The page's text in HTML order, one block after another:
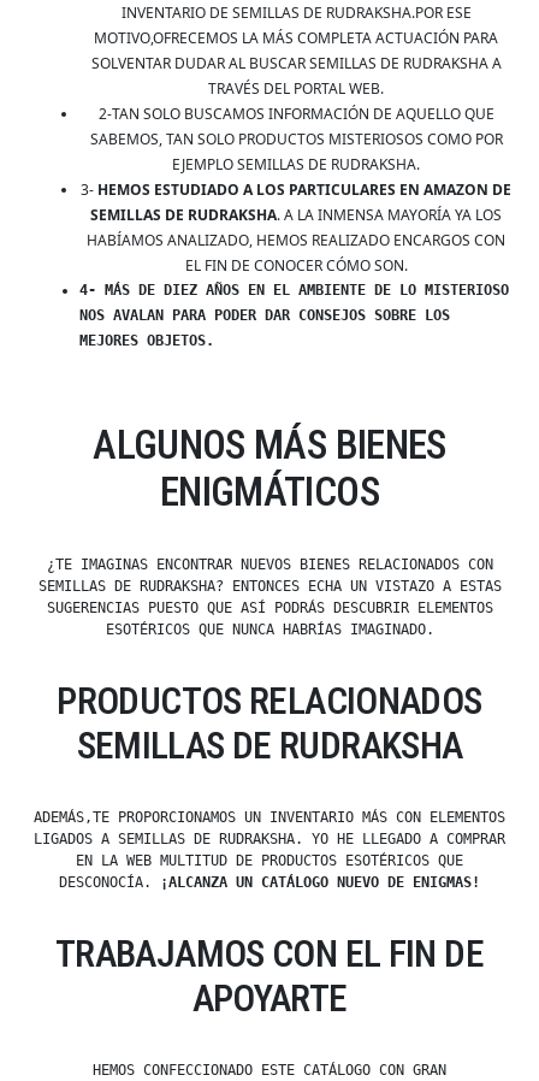
INVENTARIO DE SEMILLAS DE RUDRAKSHA.POR ESE
MOTIVO,OFRECEMOS LA MÁS COMPLETA ACTUACIÓN PARA
SOLVENTAR DUDAR AL BUSCAR SEMILLAS DE RUDRAKSHA A
TRAVÉS DEL PORTAL WEB.
2-TAN SOLO BUSCAMOS INFORMACIÓN DE AQUELLO QUE
SABEMOS, TAN SOLO PRODUCTOS MISTERIOSOS COMO POR
EJEMPLO SEMILLAS DE RUDRAKSHA.
3- HEMOS ESTUDIADO A LOS PARTICULARES EN AMAZON DE
SEMILLAS DE RUDRAKSHA. A LA INMENSA MAYORÍA YA LOS
HABÍAMOS ANALIZADO, HEMOS REALIZADO ENCARGOS CON
EL FIN DE CONOCER CÓMO SON.
4- MÁS DE DIEZ AÑOS EN EL AMBIENTE DE LO MISTERIOSO
NOS AVALAN PARA PODER DAR CONSEJOS SOBRE LOS
MEJORES OBJETOS.
ALGUNOS MÁS BIENES
ENIGMÁTICOS
¿TE IMAGINAS ENCONTRAR NUEVOS BIENES RELACIONADOS CON
SEMILLAS DE RUDRAKSHA? ENTONCES ECHA UN VISTAZO A ESTAS
SUGERENCIAS PUESTO QUE ASÍ PODRÁS DESCUBRIR ELEMENTOS
ESOTÉRICOS QUE NUNCA HABRÍAS IMAGINADO.
PRODUCTOS RELACIONADOS
SEMILLAS DE RUDRAKSHA
ADEMÁS,TE PROPORCIONAMOS UN INVENTARIO MÁS CON ELEMENTOS
LIGADOS A SEMILLAS DE RUDRAKSHA. YO HE LLEGADO A COMPRAR
EN LA WEB MULTITUD DE PRODUCTOS ESOTÉRICOS QUE
DESCONOCÍA.
¡ALCANZA UN CATÁLOGO NUEVO DE ENIGMAS!
TRABAJAMOS CON EL FIN DE
APOYARTE
HEMOS CONFECCIONADO ESTE CATÁLOGO CON GRAN